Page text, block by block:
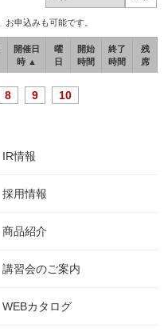
申込みも可能です。
開催日
時 ▲
曜
日
開始
時間
終了
時間
残
席
8 9 10
IR情報
採用情報
商品紹介
講習会のご案内
WEBカタログ